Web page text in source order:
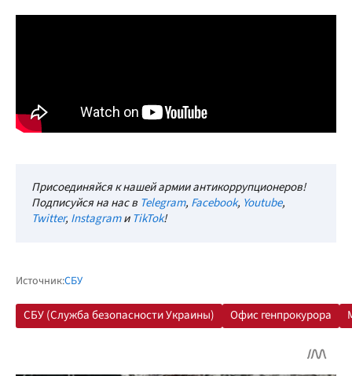
Присоединяйся к нашей армии антикоррупционеров!
Подписуйся на нас в Telegram, Facebook, Youtube,
Twitter, InstagramиTikTok!
Источник:СБУ
СБУ (Служба безопасности Украины) Офис генпрокурора